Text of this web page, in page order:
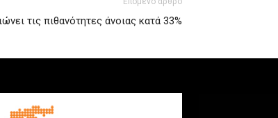
τις πιθανότητες άνοιας κατά 33%